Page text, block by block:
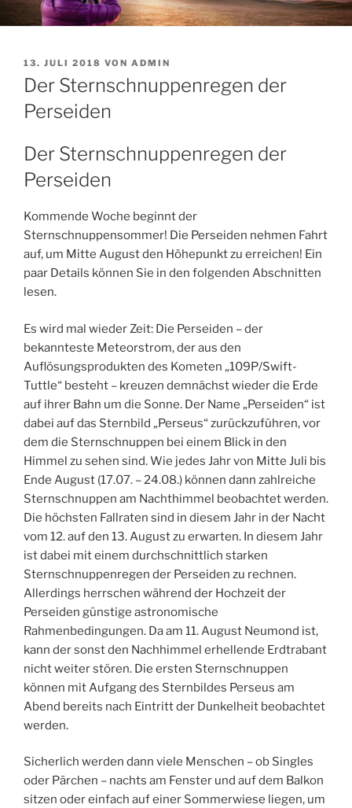
VERÖFFENTLICHT
AM
13. JULI 2018 VON ADMIN
Der Sternschnuppenregen der
Perseiden
Der Sternschnuppenregen der
Perseiden
Kommende Woche beginnt der
Sternschnuppensommer! Die Perseiden nehmen Fahrt
auf, um Mitte August den Höhepunkt zu erreichen! Ein
paar Details können Sie in den folgenden Abschnitten
lesen.
Es wird mal wieder Zeit: Die Perseiden – der
bekannteste Meteorstrom, der aus den
Auflösungsprodukten des Kometen „109P/Swift-
Tuttle“ besteht – kreuzen demnächst wieder die Erde
auf ihrer Bahn um die Sonne. Der Name „Perseiden“ ist
dabei auf das Sternbild „Perseus“ zurückzuführen, vor
dem die Sternschnuppen bei einem Blick in den
Himmel zu sehen sind. Wie jedes Jahr von Mitte Juli bis
Ende August (17.07. – 24.08.) können dann zahlreiche
Sternschnuppen am Nachthimmel beobachtet werden.
Die höchsten Fallraten sind in diesem Jahr in der Nacht
vom 12. auf den 13. August zu erwarten. In diesem Jahr
ist dabei mit einem durchschnittlich starken
Sternschnuppenregen der Perseiden zu rechnen.
Allerdings herrschen während der Hochzeit der
Perseiden günstige astronomische
Rahmenbedingungen. Da am 11. August Neumond ist,
kann der sonst den Nachhimmel erhellende Erdtrabant
nicht weiter stören. Die ersten Sternschnuppen
können mit Aufgang des Sternbildes Perseus am
Abend bereits nach Eintritt der Dunkelheit beobachtet
werden.
Sicherlich werden dann viele Menschen – ob Singles
oder Pärchen – nachts am Fenster und auf dem Balkon
sitzen oder einfach auf einer Sommerwiese liegen, um